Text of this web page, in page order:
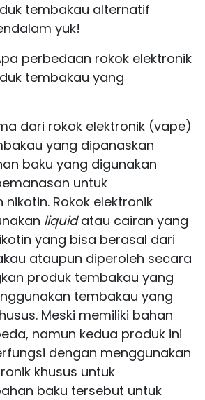
tembakau alternatif
yuk!
perbedaan rokok elektronik
tembakau yang
dari rokok elektronik (vape)
yang dipanaskan
baku yang digunakan
untuk
nikotin. Rokok elektronik
liquidatau cairan yang
yang bisa berasal dari
ataupun diperoleh secara
produk tembakau yang
tembakau yang
Meski memiliki bahan
namun kedua produk ini
dengan menggunakan
khusus untuk
baku tersebut untuk